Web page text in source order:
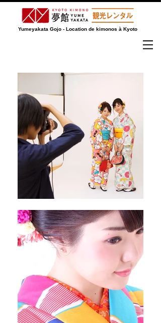
Yumeyakata Gojo - Location de kimonos à Kyoto